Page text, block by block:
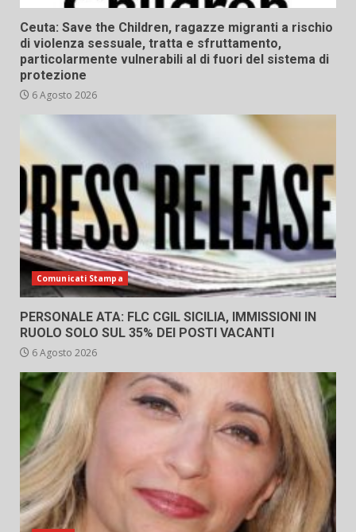
Ceuta: Save the Children, ragazze migranti a rischio
di violenza sessuale, tratta e sfruttamento,
particolarmente vulnerabili al di fuori del sistema di
protezione
6 Agosto 2026
Comunicati Stampa
PERSONALE ATA: FLC CGIL SICILIA, IMMISSIONI IN
RUOLO SOLO SUL 35% DEI POSTI VACANTI
6 Agosto 2026